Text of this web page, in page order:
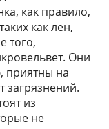
как правило,
как лен,
того,
Они
приятны на
загрязнений.
из
не